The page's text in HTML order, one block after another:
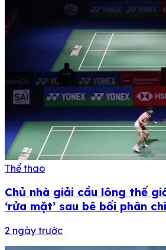
Thể thao
Chủ nhà giải cầu lông thế
‘rửa mặt’ sau bê bối phân
2 ngày trước